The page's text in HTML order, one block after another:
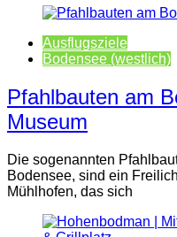
Ausflugsziele
Bodensee (westlich)
Pfahlbauten am
Museum
Die sogenannten
Bodensee, sind ein
Mühlhofen, das sich